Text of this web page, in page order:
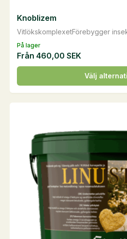
På lager
VitlökskomplexetFörebygger
Knoblizem
Från 460,00 SEK
Välj
Den
här
produkten
varianter.
olika
alternativen
produktsidan